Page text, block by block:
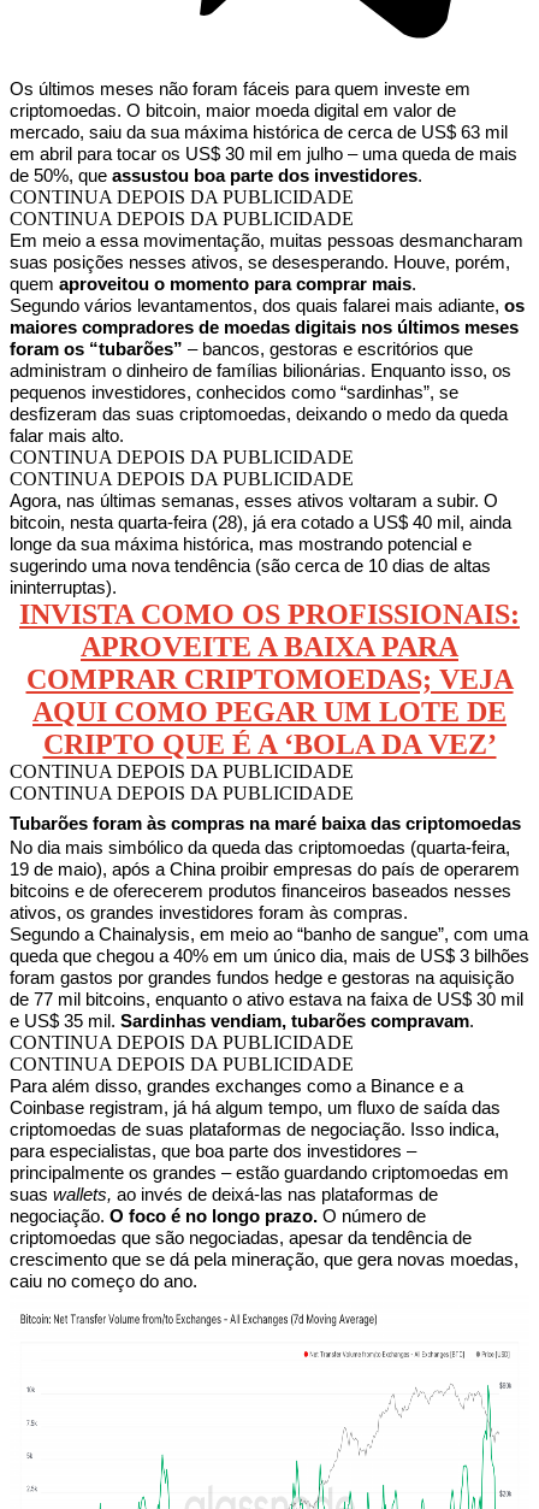
Os últimos meses não foram fáceis para quem investe em
criptomoedas. O bitcoin, maior moeda digital em valor de
mercado, saiu da sua máxima histórica de cerca de US$ 63 mil
em abril para tocar os US$ 30 mil em julho – uma queda de mais
de 50%, que assustou boa parte dos investidores.
CONTINUA DEPOIS DA PUBLICIDADE
CONTINUA DEPOIS DA PUBLICIDADE
Em meio a essa movimentação, muitas pessoas desmancharam
suas posições nesses ativos, se desesperando. Houve, porém,
quem aproveitou o momento para comprar mais.
Segundo vários levantamentos, dos quais falarei mais adiante, os
maiores compradores de moedas digitais nos últimos meses
foram os “tubarões” – bancos, gestoras e escritórios que
administram o dinheiro de famílias bilionárias. Enquanto isso, os
pequenos investidores, conhecidos como “sardinhas”, se
desfizeram das suas criptomoedas, deixando o medo da queda
falar mais alto.
CONTINUA DEPOIS DA PUBLICIDADE
CONTINUA DEPOIS DA PUBLICIDADE
Agora, nas últimas semanas, esses ativos voltaram a subir. O
bitcoin, nesta quarta-feira (28), já era cotado a US$ 40 mil, ainda
longe da sua máxima histórica, mas mostrando potencial e
sugerindo uma nova tendência (são cerca de 10 dias de altas
ininterruptas).
INVISTA COMO OS PROFISSIONAIS:
APROVEITE A BAIXA PARA
COMPRAR CRIPTOMOEDAS; VEJA
AQUI COMO PEGAR UM LOTE DE
CRIPTO QUE É A ‘BOLA DA VEZ’
CONTINUA DEPOIS DA PUBLICIDADE
CONTINUA DEPOIS DA PUBLICIDADE
Tubarões foram às compras na maré baixa das criptomoedas
No dia mais simbólico da queda das criptomoedas (quarta-feira,
19 de maio), após a China proibir empresas do país de operarem
bitcoins e de oferecerem produtos financeiros baseados nesses
ativos, os grandes investidores foram às compras.
Segundo a Chainalysis, em meio ao “banho de sangue”, com uma
queda que chegou a 40% em um único dia, mais de US$ 3 bilhões
foram gastos por grandes fundos hedge e gestoras na aquisição
de 77 mil bitcoins, enquanto o ativo estava na faixa de US$ 30 mil
e US$ 35 mil. Sardinhas vendiam, tubarões compravam.
CONTINUA DEPOIS DA PUBLICIDADE
CONTINUA DEPOIS DA PUBLICIDADE
Para além disso, grandes exchanges como a Binance e a
Coinbase registram, já há algum tempo, um fluxo de saída das
criptomoedas de suas plataformas de negociação. Isso indica,
para especialistas, que boa parte dos investidores –
principalmente os grandes – estão guardando criptomoedas em
suas wallets, ao invés de deixá-las nas plataformas de
negociação. O foco é no longo prazo. O número de
criptomoedas que são negociadas, apesar da tendência de
crescimento que se dá pela mineração, que gera novas moedas,
caiu no começo do ano.